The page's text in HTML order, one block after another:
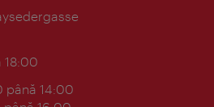
18:00
până 14:00